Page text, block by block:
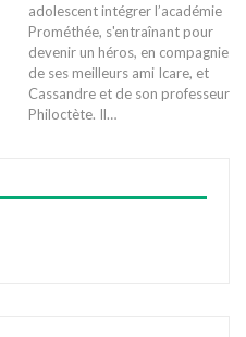
adolescent intégrer l’académie
Prométhée, s'entraînant pour
devenir un héros, en compagnie
de ses meilleurs ami Icare, et
Cassandre et de son professeur
Philoctète. Il…